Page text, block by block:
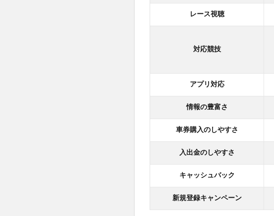
レース視聴
対応競技
アプリ対応
情報の豊富さ
車券購入のしやすさ
入出金のしやすさ
キャッシュバック
新規登録キャンペーン